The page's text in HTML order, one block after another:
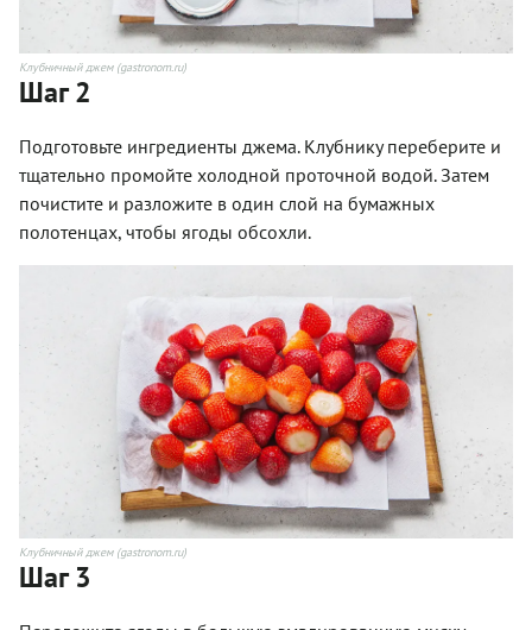
Клубничный джем (gastronom.ru)
Шаг 2
Подготовьте ингредиенты джема. Клубнику переберите и
тщательно промойте холодной проточной водой. Затем
почистите и разложите в один слой на бумажных
полотенцах, чтобы ягоды обсохли.
Клубничный джем (gastronom.ru)
Шаг 3